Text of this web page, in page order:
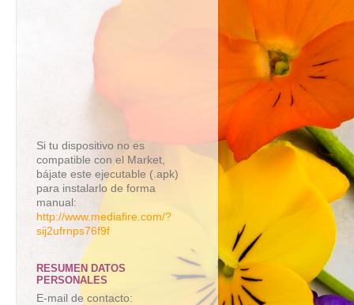
Si tu dispositivo no es
compatible con el Market,
bájate este ejecutable (.apk)
para instalarlo de forma
manual:
http://www.mediafire.com/?
sij2ufrnps76f9f
RESUMEN DATOS
PERSONALES
E-mail de contacto: